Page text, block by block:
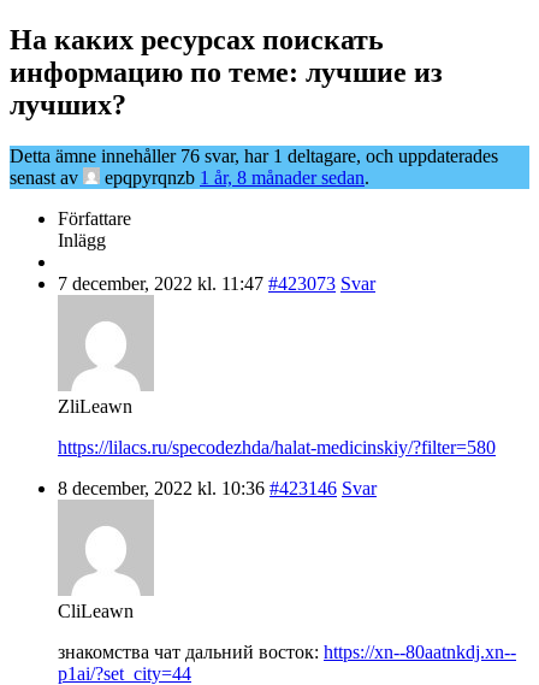
На каких ресурсах поискать
информацию по теме: лучшие из
лучших?
Detta ämne innehåller 76 svar, har 1 deltagare, och uppdaterades
senast av
epqpyrqnzb 1 år, 8 månader sedan.
Författare
Inlägg
7 december, 2022 kl. 11:47 #423073 Svar
ZliLeawn
https://lilacs.ru/specodezhda/halat-medicinskiy/?filter=580
8 december, 2022 kl. 10:36 #423146 Svar
CliLeawn
знакомства чат дальний восток: https://xn--80aatnkdj.xn--
p1ai/?set_city=44